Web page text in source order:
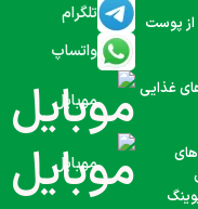
از پوست
غذایی
تلگرام
واتساپ
موبایل
موبایل